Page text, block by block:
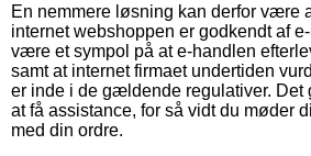
En nemmere løsning kan derfor være
internet webshoppen er godkendt af
være et sympol på at e-handlen
samt at internet firmaet undertiden
er inde i de gældende regulativer. Det
at få assistance, for så vidt du møder
med din ordre.